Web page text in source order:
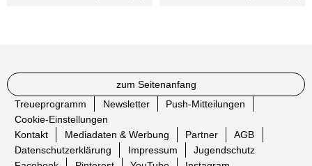
zum Seitenanfang
Treueprogramm
Newsletter
Push-Mitteilungen
Cookie-Einstellungen
Kontakt
Mediadaten & Werbung Partner
AGB
Datenschutzerklärung
Impressum
Jugendschutz